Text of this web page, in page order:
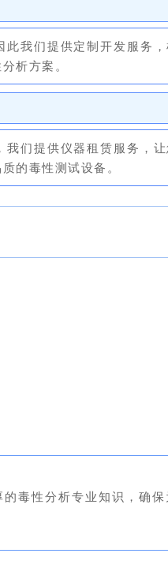
此我们提供定制开发服务
析方案。
我们提供仪器租赁服务，
的毒性测试设备。
毒性分析专业知识，确